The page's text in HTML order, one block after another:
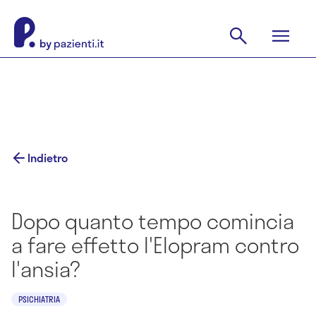
Indietro
Dopo quanto tempo comincia
a fare effetto l'Elopram contro
l'ansia?
PSICHIATRIA